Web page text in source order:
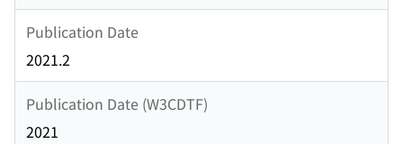
Publication Date
2021.2
Publication Date (W3CDTF)
2021